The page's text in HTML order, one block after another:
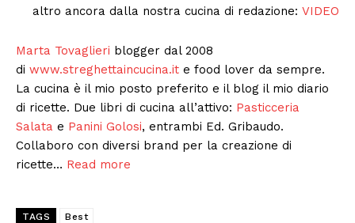
altro ancora dalla nostra cucina di redazione: VIDEO
Marta Tovaglieri blogger dal 2008
di www.streghettaincucina.it e food lover da sempre.
La cucina è il mio posto preferito e il blog il mio diario
di ricette. Due libri di cucina all’attivo: Pasticceria
Salata e Panini Golosi, entrambi Ed. Gribaudo.
Collaboro con diversi brand per la creazione di
ricette… Read more
TAGS Best